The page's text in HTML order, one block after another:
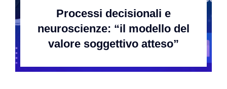
Processi decisionali e
neuroscienze: “il modello del
valore soggettivo atteso”